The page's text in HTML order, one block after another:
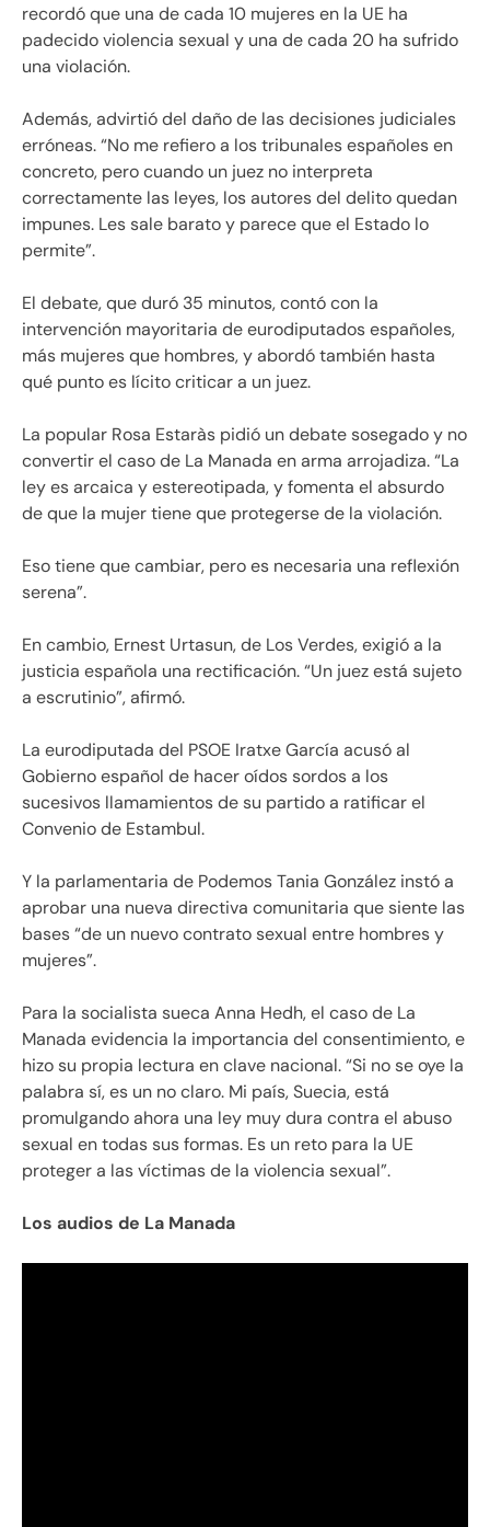
recordó que una de cada 10 mujeres en la UE ha
padecido violencia sexual y una de cada 20 ha sufrido
una violación.
Además, advirtió del daño de las decisiones judiciales
erróneas. “No me refiero a los tribunales españoles en
concreto, pero cuando un juez no interpreta
correctamente las leyes, los autores del delito quedan
impunes. Les sale barato y parece que el Estado lo
permite”.
El debate, que duró 35 minutos, contó con la
intervención mayoritaria de eurodiputados españoles,
más mujeres que hombres, y abordó también hasta
qué punto es lícito criticar a un juez.
La popular Rosa Estaràs pidió un debate sosegado y no
convertir el caso de La Manada en arma arrojadiza. “La
ley es arcaica y estereotipada, y fomenta el absurdo
de que la mujer tiene que protegerse de la violación.
Eso tiene que cambiar, pero es necesaria una reflexión
serena”.
En cambio, Ernest Urtasun, de Los Verdes, exigió a la
justicia española una rectificación. “Un juez está sujeto
a escrutinio”, afirmó.
La eurodiputada del PSOE Iratxe García acusó al
Gobierno español de hacer oídos sordos a los
sucesivos llamamientos de su partido a ratificar el
Convenio de Estambul.
Y la parlamentaria de Podemos Tania González instó a
aprobar una nueva directiva comunitaria que siente las
bases “de un nuevo contrato sexual entre hombres y
mujeres”.
Para la socialista sueca Anna Hedh, el caso de La
Manada evidencia la importancia del consentimiento, e
hizo su propia lectura en clave nacional. “Si no se oye la
palabra sí, es un no claro. Mi país, Suecia, está
promulgando ahora una ley muy dura contra el abuso
sexual en todas sus formas. Es un reto para la UE
proteger a las víctimas de la violencia sexual”.
Los audios de La Manada